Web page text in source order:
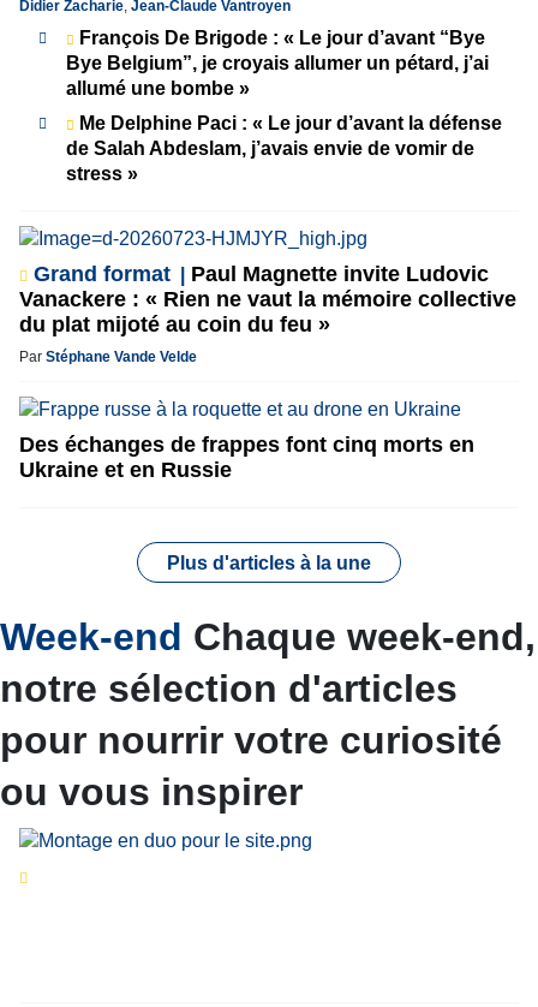
Didier Zacharie, Jean-Claude Vantroyen
François De Brigode : « Le jour d’avant “Bye
Bye Belgium”, je croyais allumer un pétard, j’ai
allumé une bombe »
Me Delphine Paci : « Le jour d’avant la défense
de Salah Abdeslam, j’avais envie de vomir de
stress »
Grand format
Paul Magnette invite Ludovic
Vanackere : « Rien ne vaut la mémoire collective
du plat mijoté au coin du feu »
Par Stéphane Vande Velde
Des échanges de frappes font cinq morts en
Ukraine et en Russie
Plus d'articles à la une
Week-end Chaque week-end,
notre sélection d'articles
pour nourrir votre curiosité
ou vous inspirer